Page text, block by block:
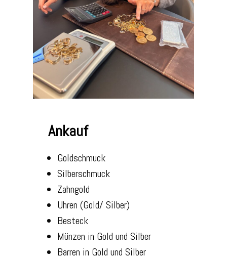
Ankauf
Goldschmuck
Silberschmuck
Zahngold
Uhren (Gold/ Silber)
Besteck
Münzen in Gold und Silber
Barren in Gold und Silber